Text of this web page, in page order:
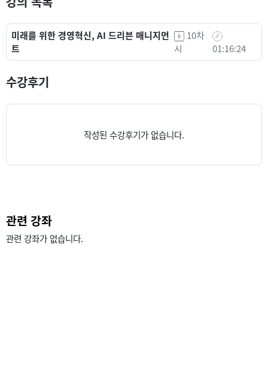
미래를 위한 경영혁신, AI 드리븐 매니지먼
트
10차
시
01:16:24
수강후기
작성된 수강후기가 없습니다.
관련 강좌
관련 강좌가 없습니다.